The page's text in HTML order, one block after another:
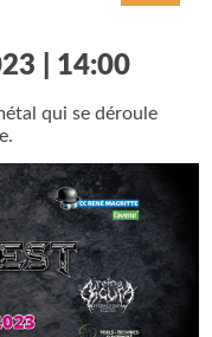
| 14:00
qui se déroule